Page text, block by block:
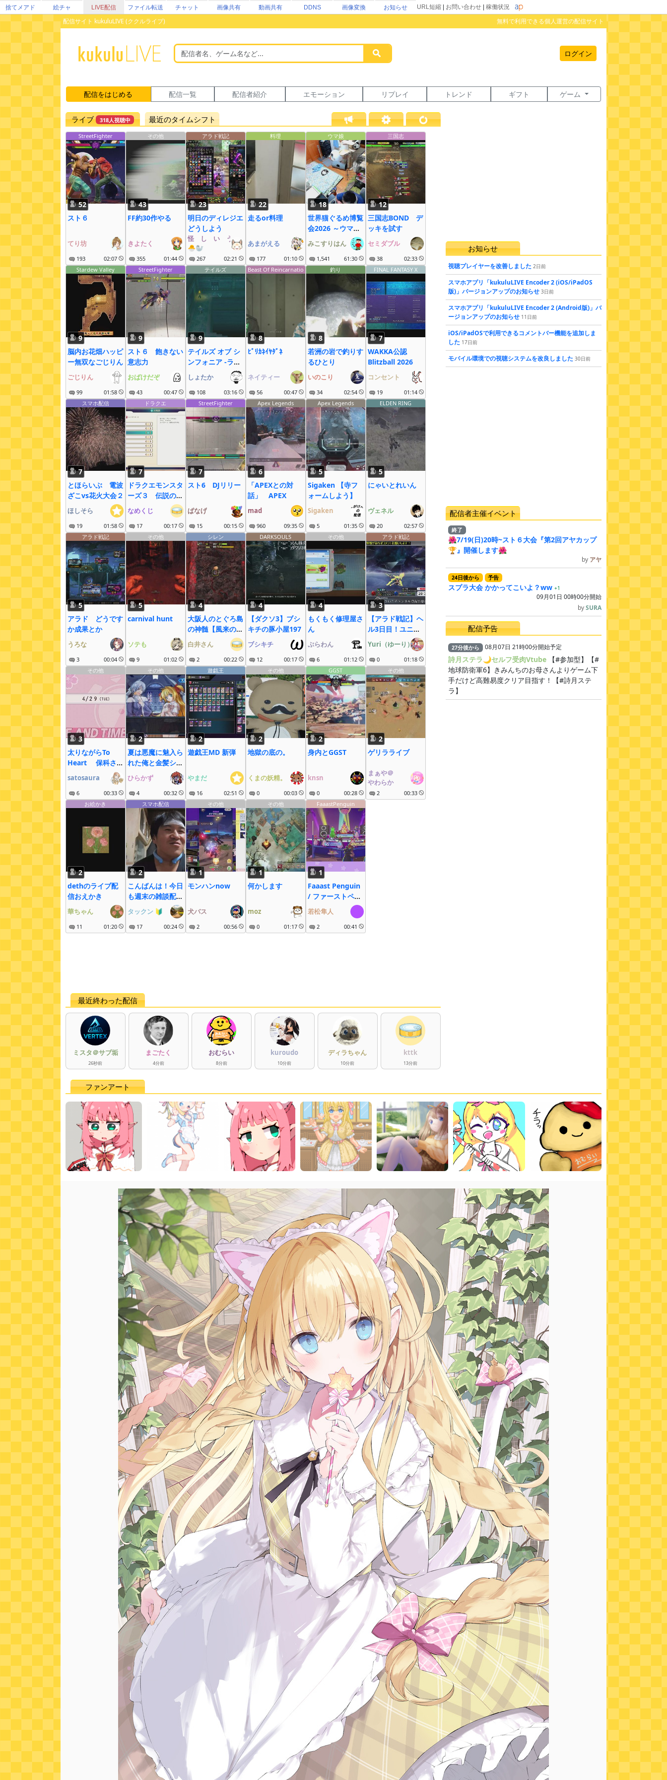
捨てメアド 絵チャ LIVE配信 ファイル転送 チャット 画像共有 動画共有 DDNS 画像変換 お知らせ URL短縮 お問い合わせ 稼働状況
配信サイト kukuluLIVE (ククルライブ) 無料で利用できる個人運営の配信サイト
ログイン
配信をはじめる 配信一覧 配信者紹介 エモーション リプレイ トレンド ギフト ゲーム
ライブ 318人視聴中 最近のタイムシフト
StreetFighter
52
スト６
てり坊
193 02:07
その他
43
FF約30作やる
きよたく
355 01:44
アラド戦記
23
明日のディレジエ
どうしよう
怪゚し゚い゚う゚な゚ぎ゚
🐣🦭
267 02:21
料理
22
走るor料理
あまがえる
177 01:10
ウマ娘
18
世界猫ぐるめ博覧
会2026 ～ウマ娘
も大疾走にゃ～
みこすりはん
1,541 61:30
三国志
12
三国志BOND デ
ッキを試す
セミダブル
38
02:33
Stardew Valley
9
脳内お花畑ハッピ
ー無双なごじりん
ごじりん
99 01:58
StreetFighter
9
スト６ 飽きない
意志力
おばけだぞ
43 00:47
テイルズ
9
テイルズ オブ シ
ンフォニア -ラタ
トスクの騎士-
(PS3) #10←おー
ちゃんのお絵かき
ロジック(PS) #13
しょたか
108 03:16
Beast Of Reincarnatio
8
ﾋﾞﾘｶﾈｲﾔﾀﾞﾈ
ネイティー
56 00:47
釣り
8
若洲の岩で釣りす
るひとり
いのこり
34 02:54
FINAL FANTASY X
7
WAKKA公認
Blitzball 2026
コンセント
19
01:14
スマホ配信
7
とほらいぶ 電波
ざこvs花火大会２
ほしそら
19 01:58
ドラクエ
7
ドラクエモンスタ
ーズ３ 伝説の人
種差別モンスタ
ー・ブラックマー
ジは存在するの
なめくじ
17 00:17
StreetFighter
7
スト6 DJリリー
ぱなげ
15 00:15
Apex Legends
6
「APEXとの対
話」 APEX
mad
960 09:35
Apex Legends
5
Sigaken 【寺フ
ォームしよう】
Sigaken
5 01:35
ELDEN RING
5
にゃいとれいん
ヴェネル
20
02:57
アラド戦記
5
アラド どうです
か成果とか
うろな
3 00:04
その他
5
carnival hunt
ソテも
9 01:02
シレン
4
大阪人のとぐろ島
の神髄【風来のシ
レン６】
白井さん
2 00:22
DARKSOULS
4
【ダクソ3】ブシ
キチの豚小屋197
ブシキチ
12 00:17
その他
4
もくもく修理屋さ
ん
ぷらわん
6 01:12
アラド戦記
3
【アラド戦記】ヘ
ル3日目！ユニー
ク誓約キャラを増
やしたい！
YouTube同時配
信中！
Yuri（ゆーり）
0
01:18
その他
3
太りながらTo
Heart 保科さん
satosaura
6 00:33
その他
2
夏は悪魔に魅入ら
れた俺と金髪シス
ターの最終恋愛
ひらかず
4 00:32
遊戯王
2
遊戯王MD 新弾
やまだ
16 02:51
その他
2
地獄の底の。
くまの妖精。
0 00:03
GGST
2
身内とGGST
knsn
0 00:28
その他
2
ゲリラライブ
まぁや＠
やわらか
2
00:33
お絵かき
2
dethのライブ配
信おえかき
華ちゃん
11 01:20
スマホ配信
2
こんばんは！今日
も週末の雑談配信
やるよ!😄
タックン 🔰
17 00:24
その他
1
モンハンnow
犬バス
2 00:56
その他
1
何かします
moz
0 01:17
FaaastPenguin
1
Faaast Penguin
/ ファーストペン
ギン
若松隼人
2 00:41
最近終わった配信
ミスタ＠サブ垢
26秒前
まごたく
4分前
おむらい
8分前
kuroudo
10分前
ディラちゃん
10分前
kttk
13分前
お知らせ
視聴プレイヤーを改善しました 2日前
スマホアプリ「kukuluLIVE Encoder 2 (iOS/iPadOS
版)」バージョンアップのお知らせ 3日前
スマホアプリ「kukuluLIVE Encoder 2 (Android版)」バ
ージョンアップのお知らせ 11 日前
iOS/iPadOSで利用できるコメントバー機能を追加しま
した 17日前
モバイル環境での視聴システムを改良しました 30日前
配信者主催イベント
終了
🌺7/19(日)20時~スト６大会『第2回アヤカップ
🏆』開催します🌺
by アヤ
24日後から 予告
スプラ大会 かかってこいよ？ww +1
09月01日 00時00分開始
bySURA
配信予告
27分後から 08月07日 21時00分開始予定
詩月ステラ🌙セルフ受肉Vtube 【#参加型】【#
地球防衛軍6】きみんちのお母さんよりゲーム下
手だけど高難易度クリア目指す！【#詩月ステ
ラ】
ファンアート